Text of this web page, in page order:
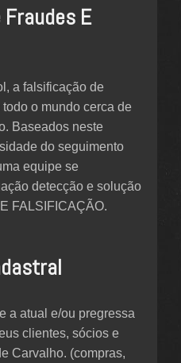
E
a falsificação de
o mundo cerca de
Baseados neste
do seguimento
equipe se
detecção e solução
FALSIFICAÇÃO.
a atual e/ou pregressa
clientes, sócios e
Carvalho. (compras,